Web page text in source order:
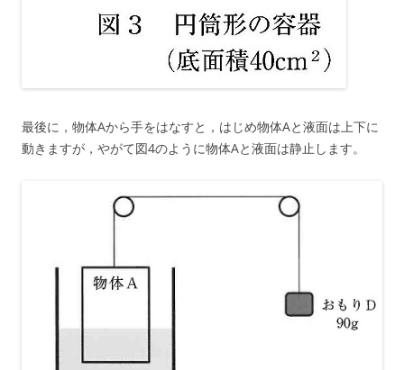
最後に，物体Aから手をはなすと，はじめ物体Aと液面は上下に
動きますが，やがて図4のように物体Aと液面は静止します。